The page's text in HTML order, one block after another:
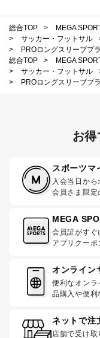
総合TOP > MEGA
>
サッカー・フットサル
>
PROロングスリーブプ
総合TOP
> MEGA
>
サッカー・フットサル
>
PROロングスリーブプ
お
スポーツマ
入会当日か
会員さま限定
MEGA
会員証がすぐ
アプリクーポ
オンライン
便利なオン
品購入や便利
ネットで注
店舗で受け